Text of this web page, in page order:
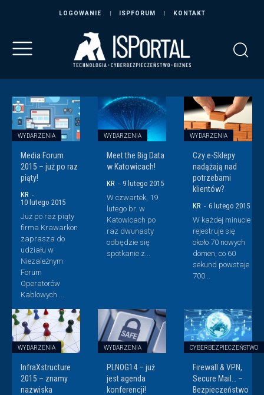
LOGOWANIE ISPFORUM KONTAKT
WYDARZENIA
Media Forum
2015 – już po raz
piąty!
KR -
10 lutego 2015
Już po raz piąty
firma Krawarkon
zaprasza do
udziału w
Niezależnym
Forum
Operatorów
Kablowych ...
WYDARZENIA
Meet the Big Data
w Katowicach!
KR - 9 lutego 2015
W czwartek, 19
lutego br. w
Katowicach po
raz dwunasty
odbędzie się
spotkanie z...
WYDARZENIA
Czy e-Sklepy
nadążają nad
potrzebami
klientów?
KR - 6 lutego 2015
W każdej minucie
rejestruje się
około 70 nowych
domen, co 60
sekund powstaje
700...
WYDARZENIA
InfraXstructure
2015 – znamy
nazwiska
WYDARZENIA
PLNOG14 – już
jest agenda
konferencji!
CYBERBEZPIECZEŃSTWO
Firewall & VPN,
Secure Mail… –
Bezpieczeństwo